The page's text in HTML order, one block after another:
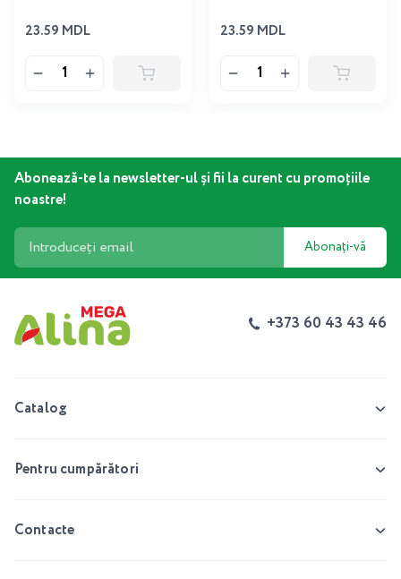
23.59 MDL 23.59 MDL
Abonează-te la newsletter-ul și fii la curent cu promoțiile
noastre!
Abonați-vă
+373 60 43 43 46
Catalog
Pentru cumpărători
Contacte